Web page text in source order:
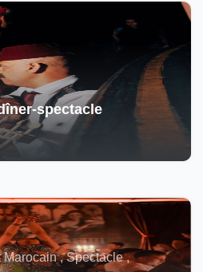
spectacle
, Spectacle ,